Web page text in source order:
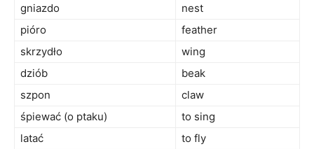
gniazdo
nest
pióro
feather
skrzydło
wing
dziób
beak
szpon
claw
śpiewać (o ptaku)
to sing
latać
to fly